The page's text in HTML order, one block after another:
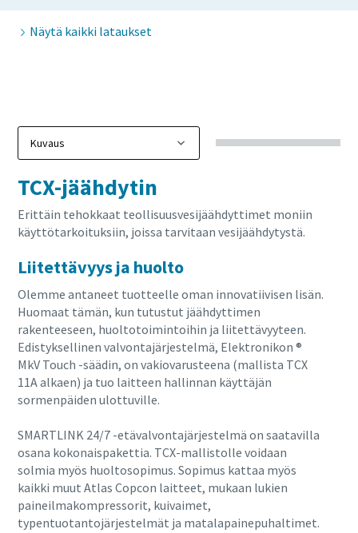
keskeiset tiedot
Näytä kaikki lataukset
TCX-jäähdytin
Erittäin tehokkaat teollisuusvesijäähdyttimet moniin
käyttötarkoituksiin, joissa tarvitaan vesijäähdytystä.
Liitettävyys ja huolto
Olemme antaneet tuotteelle oman innovatiivisen lisän.
Huomaat tämän, kun tutustut jäähdyttimen
rakenteeseen, huoltotoimintoihin ja liitettävyyteen.
Edistyksellinen valvontajärjestelmä, Elektronikon ®
MkV Touch -säädin, on vakiovarusteena (mallista TCX
11A alkaen) ja tuo laitteen hallinnan käyttäjän
sormenpäiden ulottuville.
SMARTLINK 24/7 -etävalvontajärjestelmä on saatavilla
osana kokonaispakettia. TCX-mallistolle voidaan
solmia myös huoltosopimus. Sopimus kattaa myös
kaikki muut Atlas Copcon laitteet, mukaan lukien
paineilmakompressorit, kuivaimet,
typentuotantojärjestelmät ja matalapainepuhaltimet.